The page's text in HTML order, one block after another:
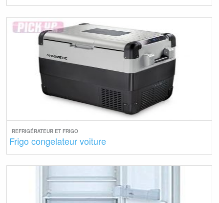
REFRIGÉRATEUR ET FRIGO
Frigo congelateur voiture